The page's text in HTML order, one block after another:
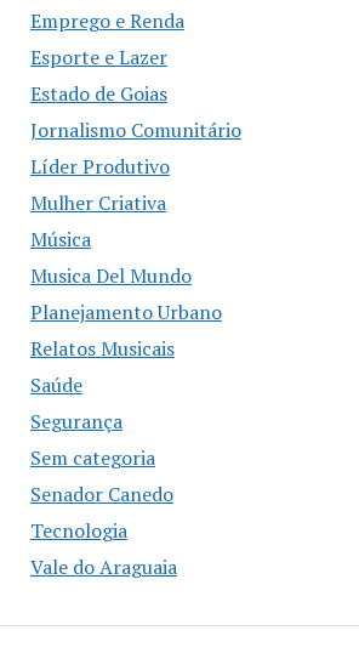
Emprego e Renda
Esporte e Lazer
Estado de Goias
Jornalismo Comunitário
Líder Produtivo
Mulher Criativa
Música
Musica Del Mundo
Planejamento Urbano
Relatos Musicais
Saúde
Segurança
Sem categoria
Senador Canedo
Tecnologia
Vale do Araguaia